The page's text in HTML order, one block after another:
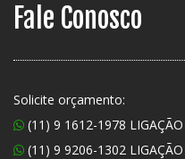
Fale Conosco
Solicite orçamento:
(11) 9 1612-1978 LIGAÇÃO
(11) 9 9206-1302 LIGAÇÃO